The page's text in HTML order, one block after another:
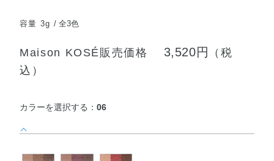
容量 3g 全3色
Maison KOSÉ販売価格 3,520円
（税
込）
カラーを選択する：06